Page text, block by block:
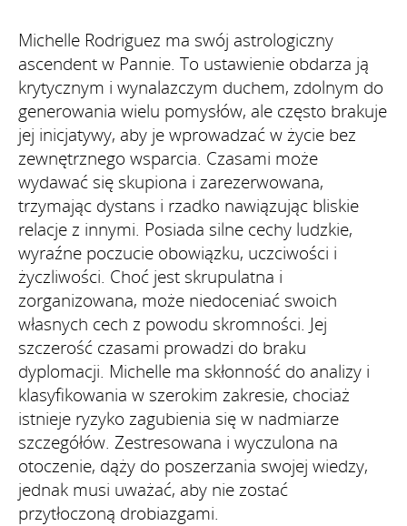
Michelle Rodriguez ma swój astrologiczny
ascendent w Pannie. To ustawienie obdarza ją
krytycznym i wynalazczym duchem, zdolnym do
generowania wielu pomysłów, ale często brakuje
jej inicjatywy, aby je wprowadzać w życie bez
zewnętrznego wsparcia. Czasami może
wydawać się skupiona i zarezerwowana,
trzymając dystans i rzadko nawiązując bliskie
relacje z innymi. Posiada silne cechy ludzkie,
wyraźne poczucie obowiązku, uczciwości i
życzliwości. Choć jest skrupulatna i
zorganizowana, może niedoceniać swoich
własnych cech z powodu skromności. Jej
szczerość czasami prowadzi do braku
dyplomacji. Michelle ma skłonność do analizy i
klasyfikowania w szerokim zakresie, chociaż
istnieje ryzyko zagubienia się w nadmiarze
szczegółów. Zestresowana i wyczulona na
otoczenie, dąży do poszerzania swojej wiedzy,
jednak musi uważać, aby nie zostać
przytłoczoną drobiazgami.